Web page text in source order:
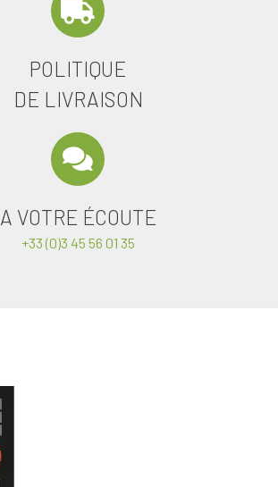
POLITIQUE
DE LIVRAISON
A VOTRE ÉCOUTE
+33 (0)3 45 56 01 35